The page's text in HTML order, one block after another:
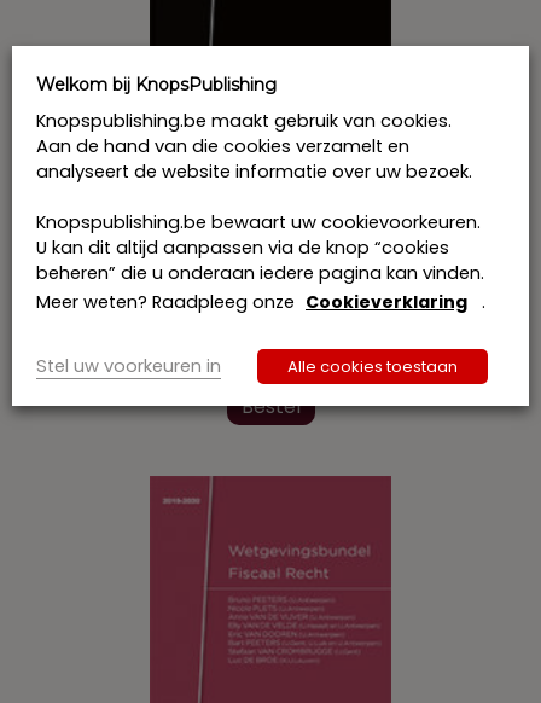
Wetboek Vennootschappen en
Verenigingen 2019 – Inclusief
uitvoeringsbesluit en
concordantietabellen
58,00 incl. btw
Bestel
Dit
product
heeft
variaties.
kan
gekozen
worden
op
de
productpagina
Welkom bij KnopsPublishing
Knopspublishing.be maakt gebruik van cookies.
Aan de hand van die cookies verzamelt en
analyseert de website informatie over uw bezoek.
Knopspublishing.be bewaart uw cookievoorkeuren.
U kan dit altijd aanpassen via de knop “cookies
beheren” die u onderaan iedere pagina kan vinden.
Meer weten? Raadpleeg onze Cookieverklaring .
Stel uw voorkeuren in Alle cookies toestaan